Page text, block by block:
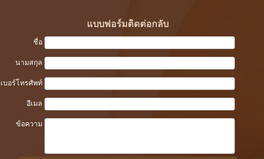
แบบฟอร์มติดต่อกลับ
ชื่อ
นามสกุล
เบอร์โทรศัพท์
อีเมล
ข้อความ